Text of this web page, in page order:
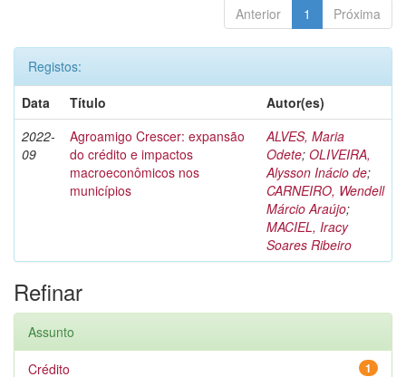
Anterior 1 Próxima
Registos:
Data
Título
Autor(es)
2022-
09
Agroamigo Crescer: expansão
do crédito e impactos
macroeconômicos nos
municípios
ALVES, Maria
Odete; OLIVEIRA,
Alysson Inácio de;
CARNEIRO, Wendell
Márcio Araújo;
MACIEL, Iracy
Soares Ribeiro
Refinar
Assunto
1
Crédito